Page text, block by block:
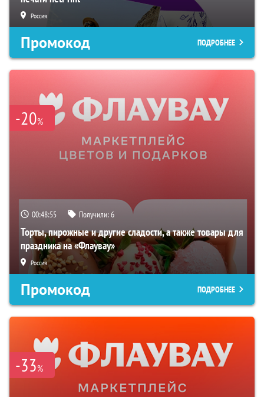
Россия
Промокод ПОДРОБНЕЕ
-20%
00:48:54 Получили:6
Торты, пирожные и другие сладости, а также товары для
праздника на «Флаувау»
Россия
Промокод ПОДРОБНЕЕ
-33%